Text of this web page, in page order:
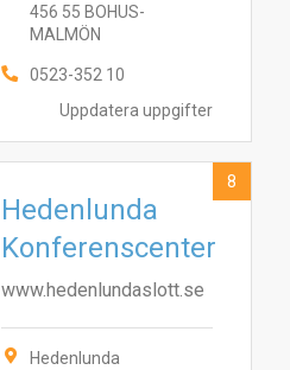
Uppdatera uppgifter
456 55 BOHUS-
MALMÖN
0523-352 10
Hedenlunda
Konferenscenter
www.hedenlundaslott.se
Hedenlunda
8